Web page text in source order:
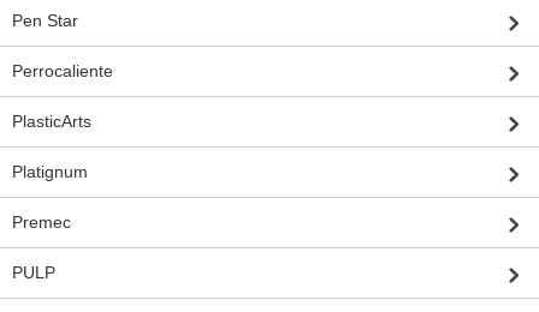
Pen Star
Perrocaliente
PlasticArts
Platignum
Premec
PULP